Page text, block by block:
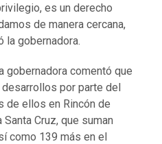
es un derecho
de manera cercana,
la gobernadora.
gobernadora comentó que
por parte del
de ellos en Rincón de
Cruz, que suman
como 139 más en el